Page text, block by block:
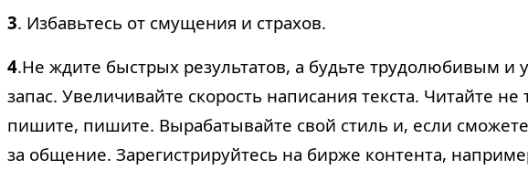
3. Избавьтесь от смущения и страхов.
4.Не ждите быстрых результатов, а будьте трудолюбивым
запас. Увеличивайте скорость написания текста. Читайте
пишите, пишите. Вырабатывайте свой стиль и, если
за общение. Зарегистрируйтесь на бирже контента,